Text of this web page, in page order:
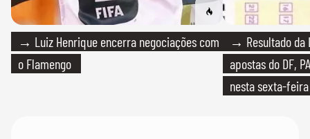
→ Luiz Henrique encerra negociações com
o Flamengo
→ Resultado da
apostas do DF,
nesta sexta-feira